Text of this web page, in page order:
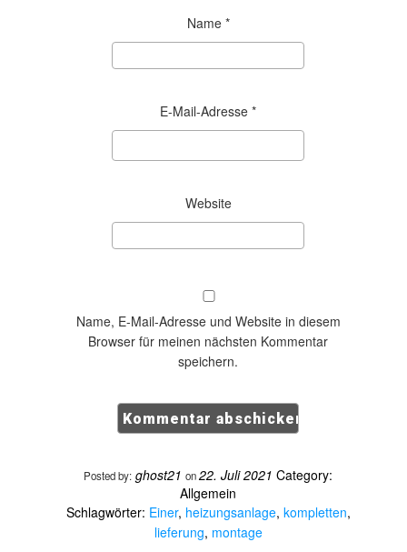
Name *
E-Mail-Adresse *
Website
Name, E-Mail-Adresse und Website in diesem
Browser für meinen nächsten Kommentar
speichern.
Posted by: ghost21 on22. Juli 2021 Category:
Allgemein
Schlagwörter: Einer, heizungsanlage, kompletten,
lieferung, montage